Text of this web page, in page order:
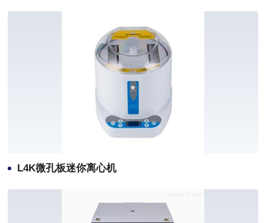
L4K微孔板迷你离心机